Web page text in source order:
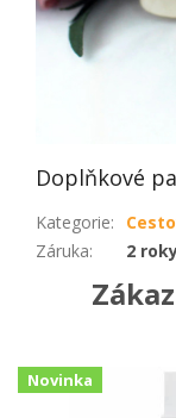
Doplňkové
Kategorie:
Záruka: 2
Novinka